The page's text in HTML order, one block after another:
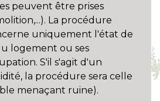
peuvent être prises
La procédure
uniquement l'état de
logement ou ses
S'il s'agit d'un
la procédure sera celle
menaçant ruine).